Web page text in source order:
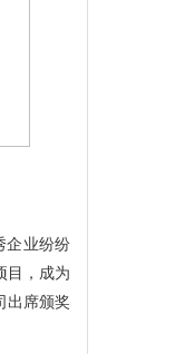
企业纷纷
目，成为
出席颁奖